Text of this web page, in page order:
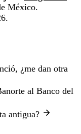
México.
¿me dan otra
al Banco del
antigua?